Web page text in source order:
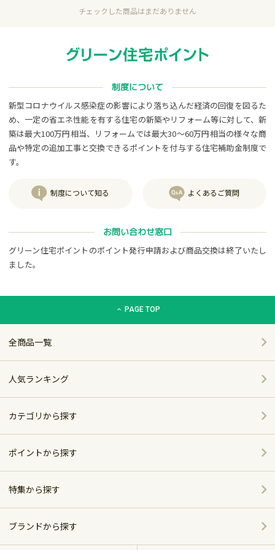
チェックした商品はまだありません
制度について
新型コロナウイルス感染症の影響により落ち込んだ経済の回復を図るた
め、一定の省エネ性能を有する住宅の新築やリフォーム等に対して、新
築は最大100万円相当、リフォームでは最大30～60万円相当の様々な商
品や特定の追加工事と交換できるポイントを付与する住宅補助金制度で
す。
制度について知る よくあるご質問
お問い合わせ窓口
グリーン住宅ポイントのポイント発行申請および商品交換は終了いたし
ました。
グリーン住宅ポイント交換商品カタログサイト「エコdeギフ
PAGE TOP
全商品一覧
人気ランキング
カテゴリから探す
家電
家具・インテリア
ホーム＆キッチン
ポイントから探す
～5,000pt
5,001～10,000pt
特集から探す
ポイント別おすすめ商品
ブランドから探す